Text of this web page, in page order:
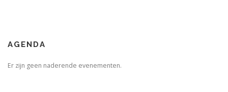
AGENDA
Er zijn geen naderende evenementen.